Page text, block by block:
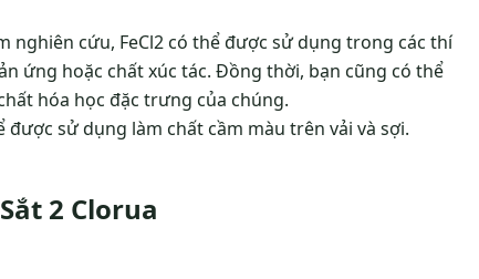
nghiên cứu, FeCl2 có thể được sử dụng trong các thí
ứng hoặc chất xúc tác. Đồng thời, bạn cũng có thể
hóa học đặc trưng của chúng.
sử dụng làm chất cầm màu trên vải và sợi.
2 Clorua